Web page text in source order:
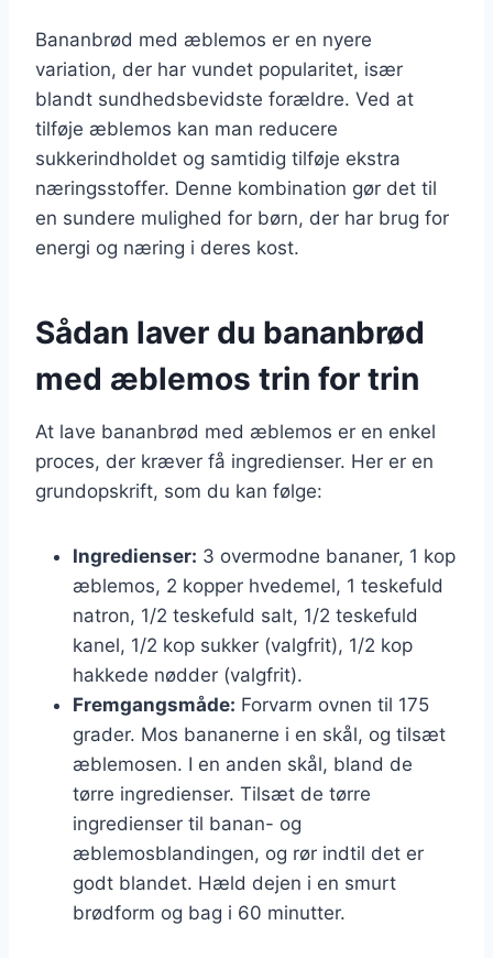
Bananbrød med æblemos er en nyere
variation, der har vundet popularitet, især
blandt sundhedsbevidste forældre. Ved at
tilføje æblemos kan man reducere
sukkerindholdet og samtidig tilføje ekstra
næringsstoffer. Denne kombination gør det til
en sundere mulighed for børn, der har brug for
energi og næring i deres kost.
Sådan laver du bananbrød
med æblemos trin for trin
At lave bananbrød med æblemos er en enkel
proces, der kræver få ingredienser. Her er en
grundopskrift, som du kan følge:
Ingredienser: 3 overmodne bananer, 1 kop
æblemos, 2 kopper hvedemel, 1 teskefuld
natron, 1/2 teskefuld salt, 1/2 teskefuld
kanel, 1/2 kop sukker (valgfrit), 1/2 kop
hakkede nødder (valgfrit).
Fremgangsmåde: Forvarm ovnen til 175
grader. Mos bananerne i en skål, og tilsæt
æblemosen. I en anden skål, bland de
tørre ingredienser. Tilsæt de tørre
ingredienser til banan- og
æblemosblandingen, og rør indtil det er
godt blandet. Hæld dejen i en smurt
brødform og bag i 60 minutter.